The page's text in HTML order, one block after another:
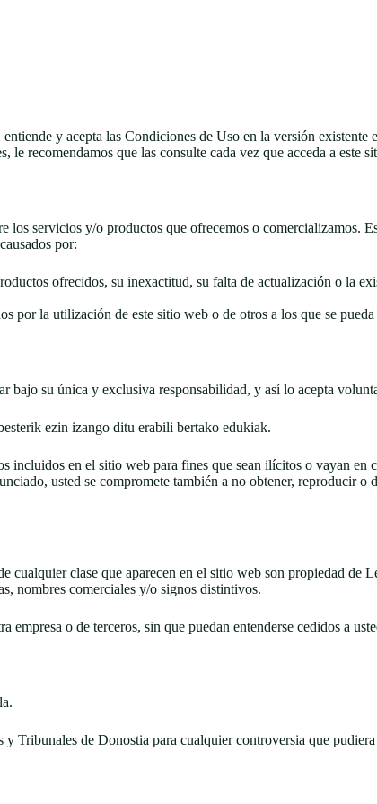
y acepta las Condiciones de Uso en la versión
recomendamos que las consulte cada vez que acceda a este
los servicios y/o productos que ofrecemos o comercializamos.
por:
ofrecidos, su inexactitud, su falta de actualización o la
por la utilización de este sitio web o de otros a los que se pueda
bajo su única y exclusiva responsabilidad, y así lo acepta
ezin izango ditu erabili bertako edukiak.
incluidos en el sitio web para fines que sean ilícitos o vayan
usted se compromete también a no obtener, reproducir
cualquier clase que aparecen en el sitio web son propiedad de
nombres comerciales y/o signos distintivos.
empresa o de terceros, sin que puedan entenderse cedidos a
Tribunales de Donostia para cualquier controversia que